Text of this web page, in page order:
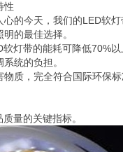
性
心的今天，我们的LED软
的最佳选择。
灯带的能耗可降低70%
统的负担。
物质，完全符合国际环保
量的关键指标。